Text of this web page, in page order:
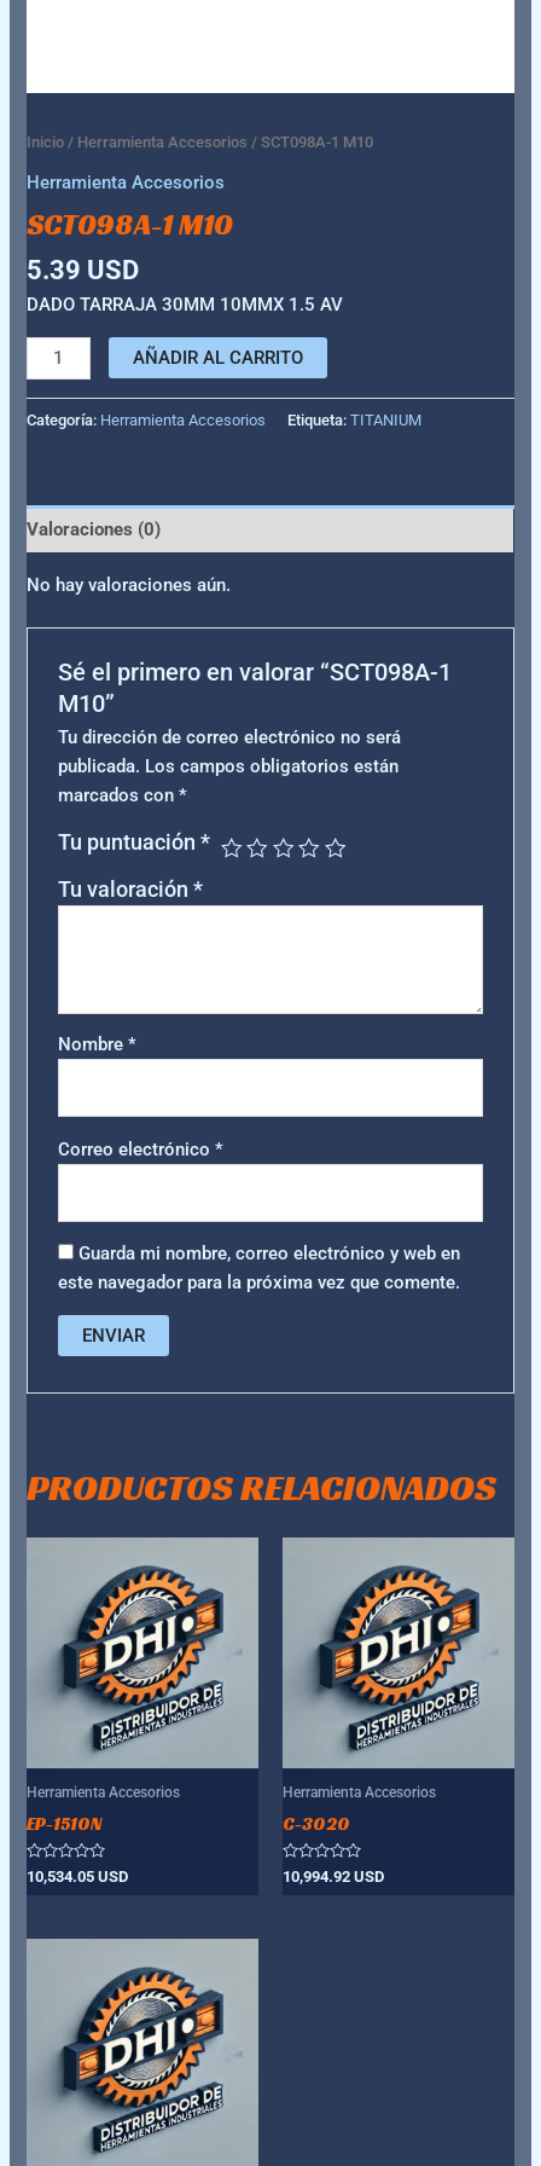
Inicio / Herramienta Accesorios / SCT098A-1 M10
Herramienta Accesorios
SCT098A-1 M10
5.39 USD
DADO TARRAJA 30MM 10MMX 1.5 AV
AÑADIR AL CARRITO
Categoría: Herramienta Accesorios Etiqueta:TITANIUM
Valoraciones (0)
No hay valoraciones aún.
Sé el primero en valorar “SCT098A-1
M10”
Tu dirección de correo electrónico no será
publicada. Los campos obligatorios están
marcados con *
Tu puntuación *
Tu valoración *
Nombre *
Correo electrónico *
Guarda mi nombre, correo electrónico y web en
este navegador para la próxima vez que comente.
PRODUCTOS RELACIONADOS
Herramienta Accesorios
EP-1510N
Valorado
con
10,534.05USD
Herramienta Accesorios
C-3020
Valorado
con
10,994.92 USD